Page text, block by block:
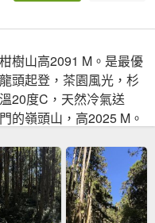
樹山高2091 M。是最優
頭起登，茶園風光，杉
20度C，天然冷氣送
的嶺頭山，高2025 M。